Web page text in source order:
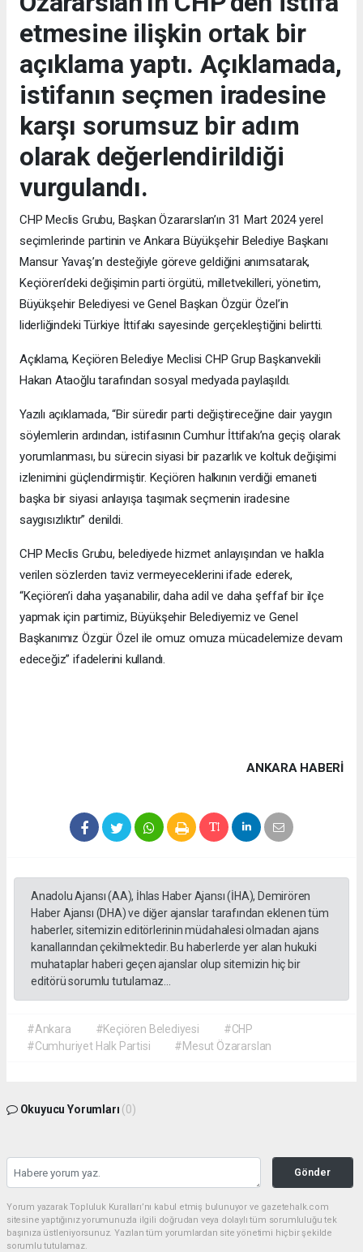
etmesine ilişkin ortak bir
açıklama yaptı. Açıklamada,
istifanın seçmen iradesine
karşı sorumsuz bir adım
olarak değerlendirildiği
vurgulandı.
CHP Meclis Grubu, Başkan Özararslan’ın 31 Mart 2024 yerel
seçimlerinde partinin ve Ankara Büyükşehir Belediye Başkanı
Mansur Yavaş’ın desteğiyle göreve geldiğini anımsatarak,
Keçiören’deki değişimin parti örgütü, milletvekilleri, yönetim,
Büyükşehir Belediyesi ve Genel Başkan Özgür Özel’in
liderliğindeki Türkiye İttifakı sayesinde gerçekleştiğini belirtti.
Açıklama, Keçiören Belediye Meclisi CHP Grup Başkanvekili
Hakan Ataoğlu tarafından sosyal medyada paylaşıldı.
Yazılı açıklamada, “Bir süredir parti değiştireceğine dair yaygın
söylemlerin ardından, istifasının Cumhur İttifakı’na geçiş olarak
yorumlanması, bu sürecin siyasi bir pazarlık ve koltuk değişimi
izlenimini güçlendirmiştir. Keçiören halkının verdiği emaneti
başka bir siyasi anlayışa taşımak seçmenin iradesine
saygısızlıktır” denildi.
CHP Meclis Grubu, belediyede hizmet anlayışından ve halkla
verilen sözlerden taviz vermeyeceklerini ifade ederek,
“Keçiören’i daha yaşanabilir, daha adil ve daha şeffaf bir ilçe
yapmak için partimiz, Büyükşehir Belediyemiz ve Genel
Başkanımız Özgür Özel ile omuz omuza mücadelemize devam
edeceğiz” ifadelerini kullandı.
ANKARA HABERİ
Anadolu Ajansı (AA), İhlas Haber Ajansı (İHA), Demirören
Haber Ajansı (DHA) ve diğer ajanslar tarafından eklenen tüm
haberler, sitemizin editörlerinin müdahalesi olmadan ajans
kanallarından çekilmektedir. Bu haberlerde yer alan hukuki
muhataplar haberi geçen ajanslar olup sitemizin hiç bir
editörü sorumlu tutulamaz...
#Ankara #Keçiören Belediyesi
#CHP
#Cumhuriyet Halk Partisi
#Mesut Özararslan
Okuyucu Yorumları (0)
Gönder
Yorum yazarak Topluluk Kuralları’nı kabul etmiş bulunuyor ve gazetehalk.com
sitesine yaptığınız yorumunuzla ilgili doğrudan veya dolaylı tüm sorumluluğu tek
başınıza üstleniyorsunuz. Yazılan tüm yorumlardan site yönetimi hiçbir şekilde
sorumlu tutulamaz.